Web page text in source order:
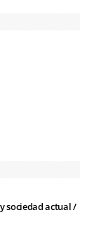
sociedad actual /